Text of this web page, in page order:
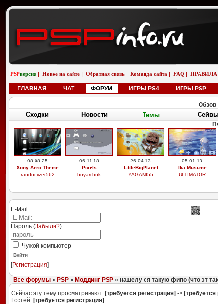
PSPверсия Новое на сайте Обратная связь Команда сайта FAQ ПРАВИЛА
ГЛАВНАЯ ЧАТ ФОРУМ ИГРЫ PS4 ИГРЫ PSP
Обзор
Сходки Новости Темы Сейвы
08.08.25
Sony Aero Theme
randomizer562
06.11.18
Pixels
boyarchuk
26.04.13
LittleBigPlanet
YAGAMI55
05.01.13
Ika Musume
ULTIMATOR
E-Mail:
Пароль (Забыли?):
Чужой компьютер
Войти
[Регистрация]
Все форумы» PSP» Моддинг PSP» нашелу ся такую фигю (что эт
Сейчас эту тему просматривают: [требуется регистрация] -> [требуется
Гостей: [требуется регистрация]